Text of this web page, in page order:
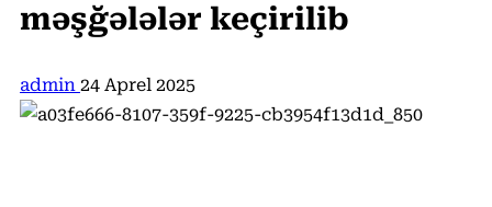
məşğələlər keçirilib
admin 24 Aprel 2025